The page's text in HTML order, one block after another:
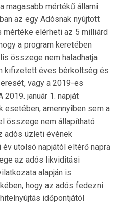
magasabb mértékű állami
az egy Adósnak nyújtott
elérheti az 5 milliárd
a program keretében
összege nem haladhatja
kifizetett éves bérköltség és
vagy a 2019-es
január 1. napját
amennyiben sem a
összege nem állapítható
adós üzleti évének
utolsó napjától eltérő napra
az adós likviditási
alapján is
hogy az adós fedezni
időpontjától